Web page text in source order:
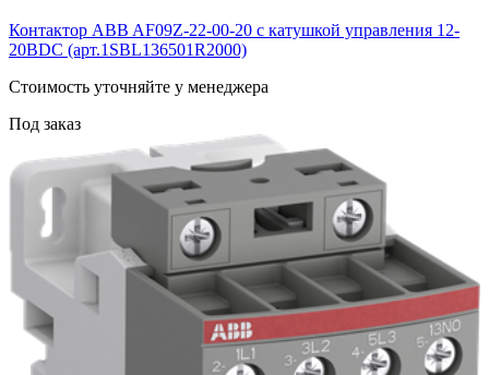
Контактор ABB AF09Z-22-00-20 с катушкой управления 12-
20BDC (арт.1SBL136501R2000)
Cтоимость уточняйте у менеджера
Под заказ